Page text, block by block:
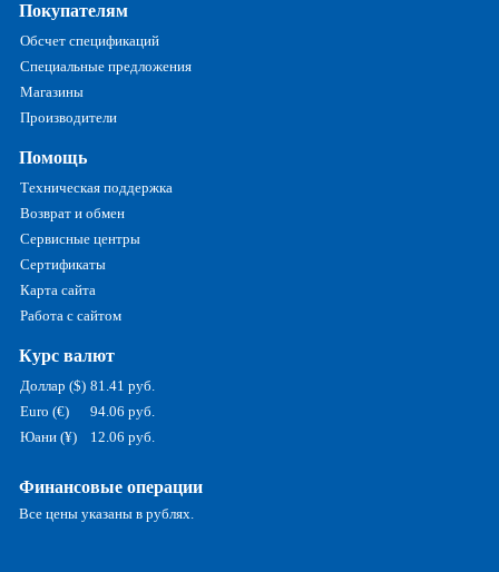
Покупателям
Обсчет спецификаций
Специальные предложения
Магазины
Производители
Помощь
Техническая поддержка
Возврат и обмен
Сервисные центры
Сертификаты
Карта сайта
Работа с сайтом
Курс валют
Доллар ($) 81.41 руб.
Euro (€)
94.06 руб.
Юани (¥)
12.06 руб.
Финансовые операции
Все цены указаны в рублях.